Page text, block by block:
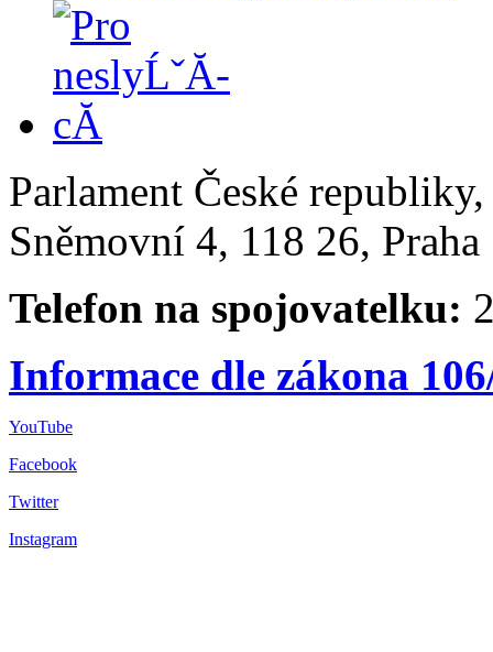
Parlament České
Sněmovní 4, 118 26,
Telefon na spojovatelku:
Informace dle zákona
YouTube
Facebook
Twitter
Instagram